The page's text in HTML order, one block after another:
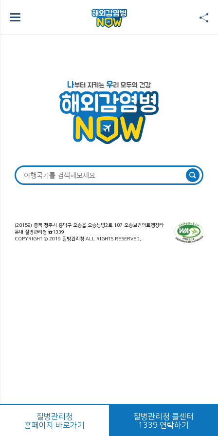
(28159) 충북 청주시 흥덕구 오송읍 오송생명2로 187 오송보건의료행정타
운내 질병관리청 ☎1339
COPYRIGHT © 2019 질병관리청 ALL RIGHTS RESERVED.
질병관리청
홈페이지 바로가기
질병관리청 콜센터
1339 연락하기